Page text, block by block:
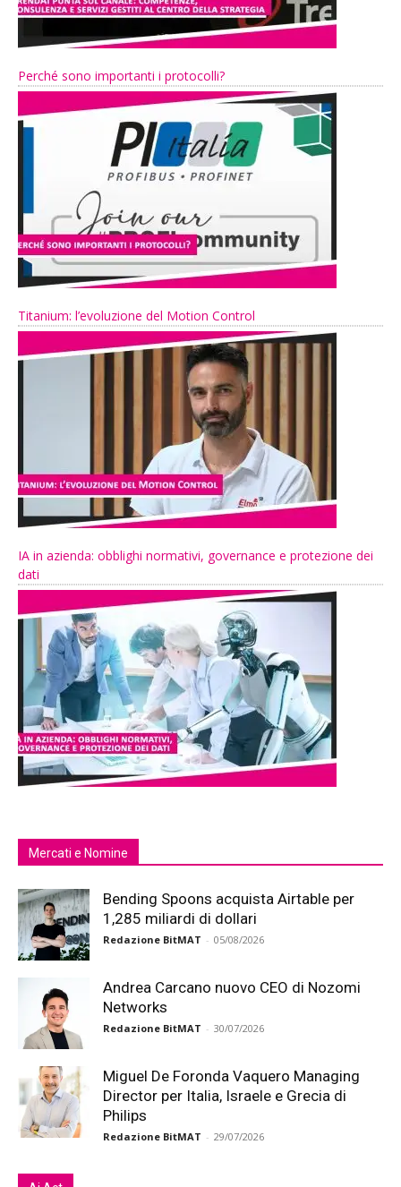
Perché sono importanti i protocolli?
Titanium: l’evoluzione del Motion Control
IA in azienda: obblighi normativi, governance e protezione dei
dati
Mercati e Nomine
Bending Spoons acquista Airtable per
1,285 miliardi di dollari
Redazione BitMAT - 05/08/2026
Andrea Carcano nuovo CEO di Nozomi
Networks
Redazione BitMAT - 30/07/2026
Miguel De Foronda Vaquero Managing
Director per Italia, Israele e Grecia di
Philips
Redazione BitMAT - 29/07/2026